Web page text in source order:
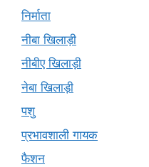
निर्माता
नीबा खिलाड़ी
नीबीए खिलाड़ी
नेबा खिलाड़ी
पशु
प्रभावशाली गायक
फैशन